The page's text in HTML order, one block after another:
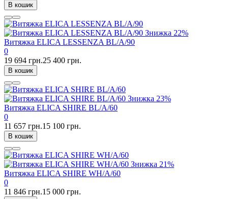
В кошик
Знижка 22%
Витяжка ELICA LESSENZA BL/A/90
0
19 694 грн.25 400 грн.
В кошик
Знижка 23%
Витяжка ELICA SHIRE BL/A/60
0
11 657 грн.15 100 грн.
В кошик
Знижка 21%
Витяжка ELICA SHIRE WH/A/60
0
11 846 грн.15 000 грн.